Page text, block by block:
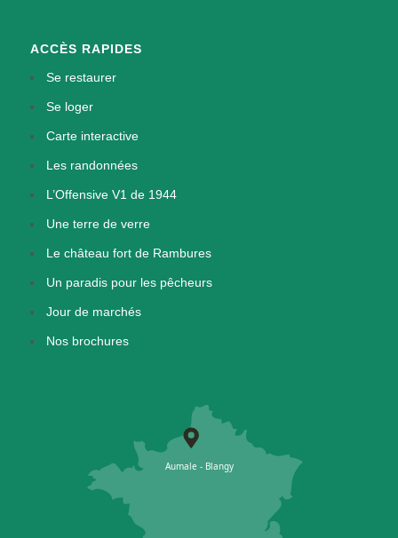
ACCÈS RAPIDES
Se restaurer
Se loger
Carte interactive
Les randonnées
L’Offensive V1 de 1944
Une terre de verre
Le château fort de Rambures
Un paradis pour les pêcheurs
Jour de marchés
Nos brochures